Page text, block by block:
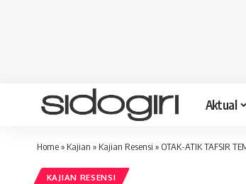
Aktual
Home» Kajian » Kajian Resensi » OTAK-ATIK TAFSIR
KAJIAN RESENSI